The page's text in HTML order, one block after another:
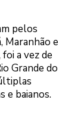
pelos
Maranhão e
a vez de
Grande do
e baianos.